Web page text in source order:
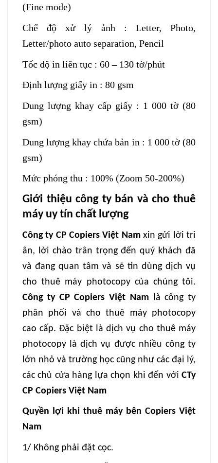
(Fine mode)
Chế độ xử lý ảnh : Letter, Photo,
Letter/photo auto separation, Pencil
Tốc độ in liên tục : 60 – 130 tờ/phút
Định lượng giấy in : 80 gsm
Dung lượng khay cấp giấy : 1 000 tờ (80
gsm)
Dung lượng khay chứa bản in : 1 000 tờ (80
gsm)
Mức phóng thu : 100% (Zoom 50-200%)
Giới thiệu công ty bán và cho thuê
máy uy tín chất lượng
Công ty CP Copiers Việt Namxin gửi lời tri
ân, lời chào trân trọng đến quý khách đã
và đang quan tâm và sẽ tin dùng dịch vụ
cho thuê máy photocopy của chúng tôi.
Công ty CP Copiers Việt Namlà công ty
phân phối và cho thuê máy photocopy
cao cấp. Đặc biệt là dịch vụ cho thuê máy
photocopy là dịch vụ được nhiều công ty
lớn nhỏ và trường học cũng như các đại lý,
các chủ cửa hàng lựa chọn khi đến với CTy
CP Copiers Việt Nam
Quyền lợi khi thuê máy bên Copiers Việt
Nam
1/ Không phải đặt cọc.